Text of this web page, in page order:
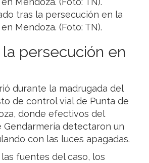
tras la persecución en la
Mendoza. (Foto: TN).
persecución en
durante la madrugada del
de control vial de Punta de
donde efectivos del
Gendarmería detectaron un
con las luces apagadas.
fuentes del caso, los